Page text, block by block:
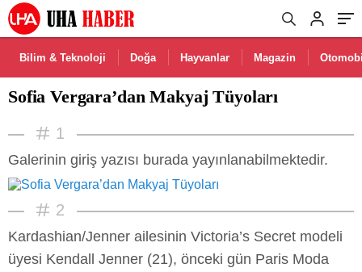
Bilim & Teknoloji Doğa Hayvanlar Magazin
Sofia Vergara’dan Makyaj Tüyoları
1
Galerinin giriş yazısı burada yayınlanabilmektedir.
2
Kardashian/Jenner ailesinin Victoria’s Secret modeli
üyesi Kendall Jenner (21), önceki gün Paris Moda